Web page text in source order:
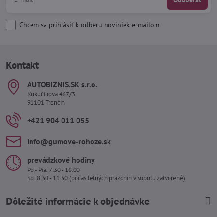
Chcem sa prihlásiť k odberu noviniek e-mailom
Kontakt
AUTOBIZNIS​.SK s​.r​.o​.
Kukučínova 467/3
91101 Trenčín
+421 904 011 055
info​@gumove-rohoze​.sk
prevádzkové hodiny
Po - Pia: 7:30 - 16:00
So: 8:30 - 11:30 (počas letných prázdnin v sobotu zatvorené)
Dôležité informácie k objednávke